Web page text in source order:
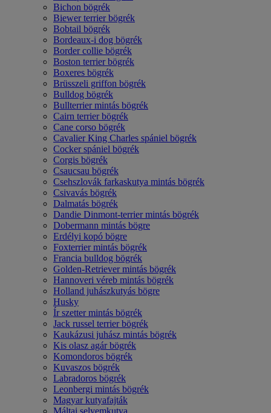
Bichon bögrék
Biewer terrier bögrék
Bobtail bögrék
Bordeaux-i dog bögrék
Border collie bögrék
Boston terrier bögrék
Boxeres bögrék
Brüsszeli griffon bögrék
Bulldog bögrék
Bullterrier mintás bögrék
Cairn terrier bögrék
Cane corso bögrék
Cavalier King Charles spániel bögrék
Cocker spániel bögrék
Corgis bögrék
Csaucsau bögrék
Csehszlovák farkaskutya mintás bögrék
Csivavás bögrék
Dalmatás bögrék
Dandie Dinmont-terrier mintás bögrék
Dobermann mintás bögre
Erdélyi kopó bögre
Foxterrier mintás bögrék
Francia bulldog bögrék
Golden-Retriever mintás bögrék
Hannoveri véreb mintás bögrék
Holland juhászkutyás bögre
Husky
Ír szetter mintás bögrék
Jack russel terrier bögrék
Kaukázusi juhász mintás bögrék
Kis olasz agár bögrék
Komondoros bögrék
Kuvaszos bögrék
Labradoros bögrék
Leonbergi mintás bögrék
Magyar kutyafajták
Máltai selyemkutya